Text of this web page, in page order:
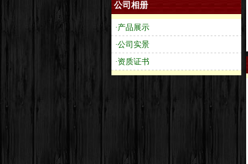
公司相册
·产品展示
·公司实景
·资质证书